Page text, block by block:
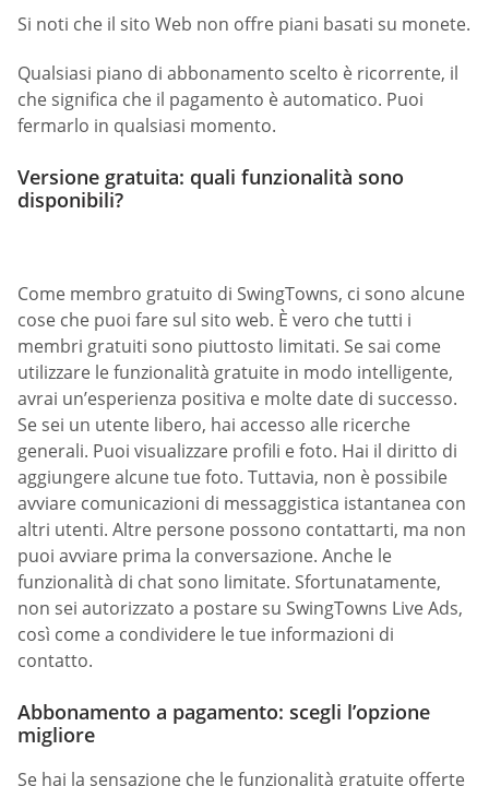
Si noti che il sito Web non offre piani basati su monete.
Qualsiasi piano di abbonamento scelto è ricorrente, il
che significa che il pagamento è automatico. Puoi
fermarlo in qualsiasi momento.
Versione gratuita: quali funzionalità sono
disponibili?
Come membro gratuito di SwingTowns, ci sono alcune
cose che puoi fare sul sito web. È vero che tutti i
membri gratuiti sono piuttosto limitati. Se sai come
utilizzare le funzionalità gratuite in modo intelligente,
avrai un’esperienza positiva e molte date di successo.
Se sei un utente libero, hai accesso alle ricerche
generali. Puoi visualizzare profili e foto. Hai il diritto di
aggiungere alcune tue foto. Tuttavia, non è possibile
avviare comunicazioni di messaggistica istantanea con
altri utenti. Altre persone possono contattarti, ma non
puoi avviare prima la conversazione. Anche le
funzionalità di chat sono limitate. Sfortunatamente,
non sei autorizzato a postare su SwingTowns Live Ads,
così come a condividere le tue informazioni di
contatto.
Abbonamento a pagamento: scegli l’opzione
migliore
Se hai la sensazione che le funzionalità gratuite offerte